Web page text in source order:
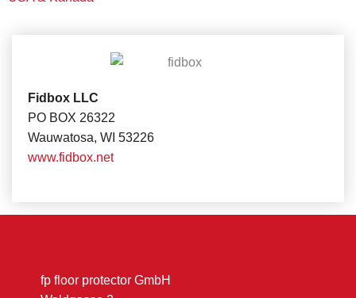
Fidbox LLC
PO BOX 26322
Wauwatosa, WI 53226
www.fidbox.net
fp floor protector GmbH